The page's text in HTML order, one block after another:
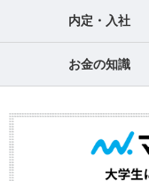
内定・入社
お金の知識